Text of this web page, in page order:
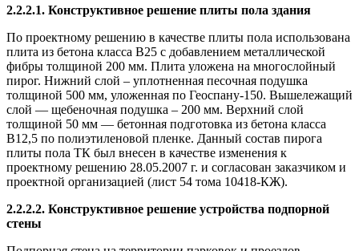
2.2.2.1. Конструктивное решение плиты пола здания
По проектному решению в качестве плиты пола использована
плита из бетона класса В25 с добавлением металлической
фибры толщиной 200 мм. Плита уложена на многослойный
пирог. Нижний слой – уплотненная песочная подушка
толщиной 500 мм, уложенная по Геоспану-150. Вышележащий
слой — щебеночная подушка – 200 мм. Верхний слой
толщиной 50 мм — бетонная подготовка из бетона класса
В12,5 по полиэтиленовой пленке. Данный состав пирога
плиты пола ТК был внесен в качестве изменения к
проектному решению 28.05.2007 г. и согласован заказчиком и
проектной организацией (лист 54 тома 10418-КЖ).
2.2.2.2. Конструктивное решение устройства подпорной
стены